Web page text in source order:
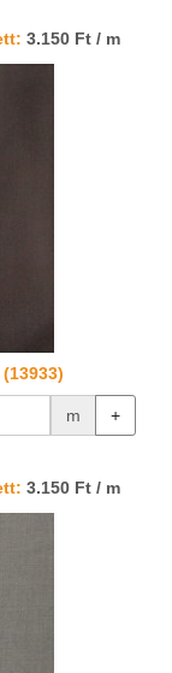
3.150 Ft / m
m +
3.150 Ft / m